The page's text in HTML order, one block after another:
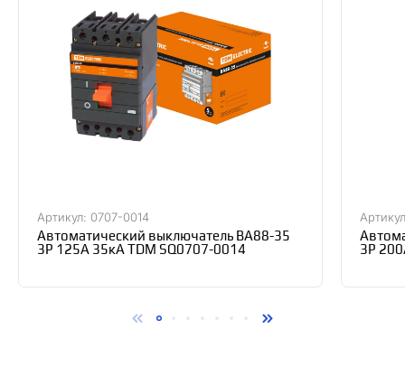
Артикул: 0707-0014
Автоматический выключатель ВА88-35
3Р 125А 35кА TDM SQ0707-0014
3Р